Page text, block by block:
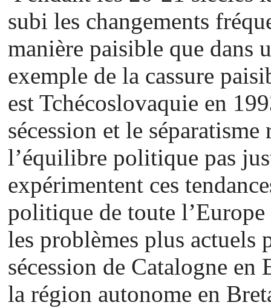
subi les changements
manière paisible que dans
exemple de la cassure
est Tchécoslovaquie en
sécession et le
l’équilibre politique pas
expérimentent ces
politique de toute
les problèmes plus actuels
sécession de Catalogne en
la région autonome en